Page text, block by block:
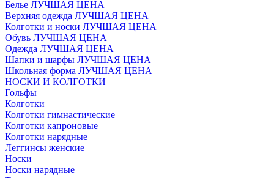
Белье ЛУЧШАЯ ЦЕНА
Верхняя одежда ЛУЧШАЯ ЦЕНА
Колготки и носки ЛУЧШАЯ ЦЕНА
Обувь ЛУЧШАЯ ЦЕНА
Одежда ЛУЧШАЯ ЦЕНА
Шапки и шарфы ЛУЧШАЯ ЦЕНА
Школьная форма ЛУЧШАЯ ЦЕНА
НОСКИ И КОЛГОТКИ
Гольфы
Колготки
Колготки гимнастические
Колготки капроновые
Колготки нарядные
Леггинсы женские
Носки
Носки нарядные